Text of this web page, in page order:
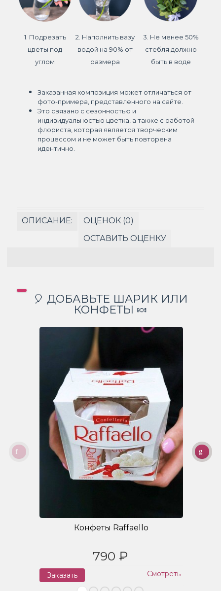
1. Подрезать
цветы под
углом
2. Наполнить вазу
водой на 90% от
размера
3. Не менее 50%
стебля должно
быть в воде
Заказанная композиция может отличаться от
фото-примера, представленного на сайте.
Это связано с сезонностью и
индивидуальностью цветка, а также с работой
флориста, которая является творческим
процессом и не может быть повторена
идентично.
ОПИСАНИЕ:
ОЦЕНОК (0)
ОСТАВИТЬ ОЦЕНКУ
🎈 ДОБАВЬТЕ ШАРИК ИЛИ
КОНФЕТЫ 🍬
Конфеты Raffaello
790 ₽
Заказать Смотреть